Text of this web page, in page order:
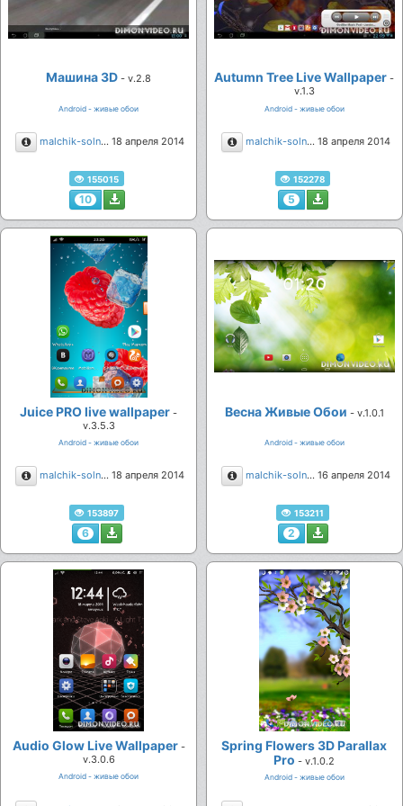
Машина 3D - v.2.8
Android - живые обои
Описание malchik-solnce 18 апреля 2014
155015
10
Autumn Tree Live Wallpaper -
v.1.3
Android - живые обои
Описание malchik-solnce 18 апреля 2014
152278
5
Juice PRO live wallpaper -
v.3.5.3
Android - живые обои
Описание malchik-solnce 18 апреля 2014
153897
6
Весна Живые Обои - v.1.0.1
Android - живые обои
Описание malchik-solnce 16 апреля 2014
153211
2
Audio Glow Live Wallpaper-
v.3.0.6
Android - живые обои
Spring Flowers 3D Parallax
Pro - v.1.0.2
Android - живые обои